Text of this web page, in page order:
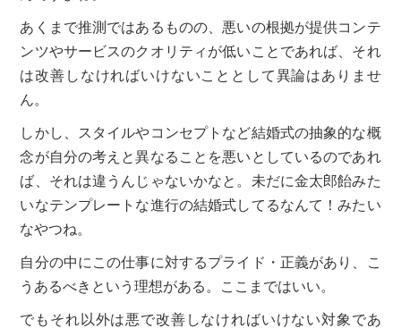
あくまで推測ではあるものの、悪いの根拠が提供コンテ
ンツやサービスのクオリティが低いことであれば、それ
は改善しなければいけないこととして異論はありませ
ん。
しかし、スタイルやコンセプトなど結婚式の抽象的な概
念が自分の考えと異なることを悪いとしているのであれ
ば、それは違うんじゃないかなと。未だに金太郎飴みた
いなテンプレートな進行の結婚式してるなんて！みたい
なやつね。
自分の中にこの仕事に対するプライド・正義があり、こ
うあるべきという理想がある。ここまではいい。
でもそれ以外は悪で改善しなければいけない対象であ